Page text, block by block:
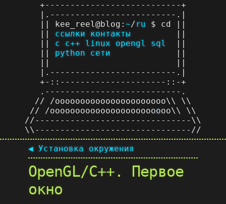
+---------------------------+
|.-------------------------.|
|| kee_reel@blog: ~/ru $ cd ||
|| ссылки контакты ||
|| c c++ linux opengl sql
||
|| python сети ||
|| ||
|.-------------------------.|
+-::---------------------::-+
.---------------------------.
// /oooooooooooooooooooooo\\ \\
// /oooooooooooooooooooooooo\\ \\
//-------------------------------\\
\\-------------------------------//
◀ Установка окружения
OpenGL/C++. Первое
окно